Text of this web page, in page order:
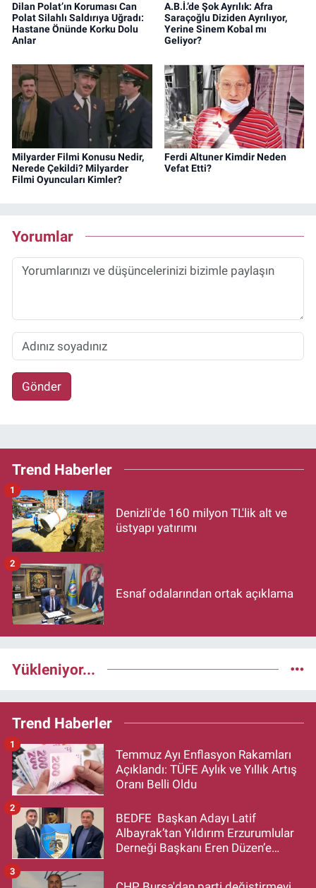
Dilan Polat’ın Koruması Can
Polat Silahlı Saldırıya Uğradı:
Hastane Önünde Korku Dolu
Anlar
A.B.İ.’de Şok Ayrılık: Afra
Saraçoğlu Diziden Ayrılıyor,
Yerine Sinem Kobal mı
Geliyor?
Milyarder Filmi Konusu Nedir,
Nerede Çekildi? Milyarder
Filmi Oyuncuları Kimler?
Ferdi Altuner Kimdir Neden
Vefat Etti?
Yorumlar
Gönder
Trend Haberler
Denizli'de 160 milyon TL'lik alt ve
üstyapı yatırımı
1
Esnaf odalarından ortak açıklama
2
Yükleniyor...
Trend Haberler
Temmuz Ayı Enflasyon Rakamları
Açıklandı: TÜFE Aylık ve Yıllık Artış
Oranı Belli Oldu
1
BEDFE Başkan Adayı Latif
Albayrak’tan Yıldırım Erzurumlular
Derneği Başkanı Eren Düzen’e
2
3